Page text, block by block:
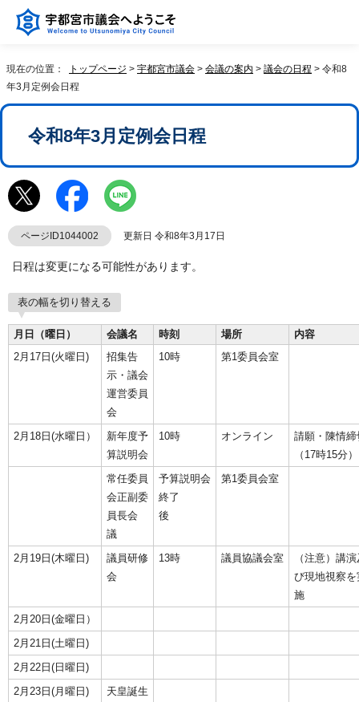
現在の位置： トップページ > 宇都宮市議会 > 会議の案内 > 議会の日程 > 令和8
年3月定例会日程
令和8年3月定例会日程
ページID1044002 更新日 令和8年3月17日
日程は変更になる可能性があります。
表の幅を切り替える
月日（曜日） 会議名 時刻 場所
内容
2月17日(火曜日)
招集告
示・議会
運営委員
会
10時 第1委員会室
2月18日(水曜日）
新年度予
算説明会
10時 オンライン
請願・陳情締
（17時15分）
常任委員
会正副委
員長会
議
予算説明会
終了
後
第1委員会室
2月19日(木曜日)
議員研修
会
13時 議員協議会室
（注意）講
び現地視察を
施
2月20日(金曜日）
2月21日(土曜日)
2月22日(日曜日)
2月23日(月曜日)
天皇誕生